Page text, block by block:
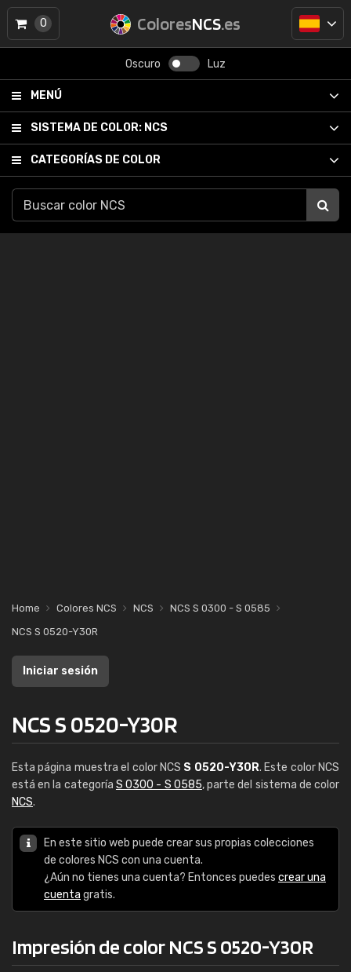
ColoresNCS.es
Oscuro Luz
MENÚ
SISTEMA DE COLOR: NCS
CATEGORÍAS DE COLOR
0
Home Colores NCS NCS
NCS S 0300 - S 0585
NCS S 0520-Y30R
Iniciar sesión
NCS S 0520-Y30R
Esta página muestra el color NCS S 0520-Y30R. Este color NCS
está en la categoría S 0300 - S 0585, parte del sistema de color
NCS.
En este sitio web puede crear sus propias colecciones
de colores NCS con una cuenta.
¿Aún no tienes una cuenta? Entonces puedes crear una
cuenta gratis.
Impresión de color NCS S 0520-Y30R